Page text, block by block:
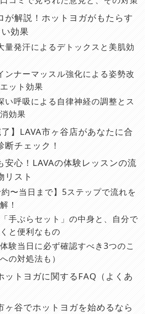
が解説！ホットヨガがもたらす
効果
量発汗によるデトックスと美肌効
ンナーマッスル強化による姿勢改
ット効果
い呼吸による自律神経の調整とス
効果
了】LAVA市ヶ谷店があなたに合
断チェック！
安心！LAVAの体験レッスンの流
リスト
約〜当日まで】5ステップで流れを
！
「手ぶらセット」の中身と、自分で
と便利なもの
体験当日に必ず確認すべき3つのこ
の対処法も）
ットヨガに関するFAQ（よくあ
ヶ谷でホットヨガを始めるなら